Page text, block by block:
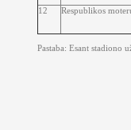
12
Respublikos
Pastaba: Esant stadiono